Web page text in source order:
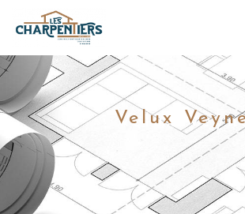
Velux
Panneau de gestion des cookies